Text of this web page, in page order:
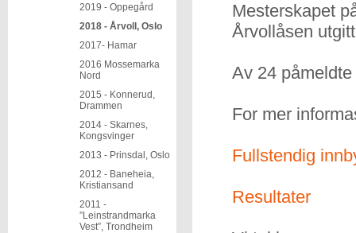
2019 - Oppegård
2018 - Årvoll, Oslo
2017- Hamar
2016 Mossemarka
Nord
2015 - Konnerud,
Drammen
2014 - Skarnes,
Kongsvinger
2013 - Prinsdal, Oslo
2012 - Baneheia,
Kristiansand
2011 -
”Leinstrandmarka
Vest”, Trondheim
Mesterskapet
Årvollåsen
Av 24
For mer
Fullstendig
Resultater